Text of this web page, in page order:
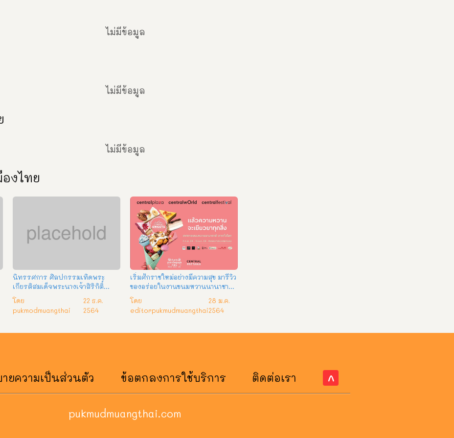
ไม่มีข้อมูล
ไม่มีข้อมูล
ไม่มีข้อมูล
งไทย
นิทรรศการ ศิลปกรรมเทิดพระ
เกียรติสมเด็จพระนางเจ้าสิริกิติ์
พระบรมราชินีนาถ พระบรมราชชนนี
พันปีหลวง ครั้งที่ 24
โดย
pukmodmuangthai
22 ธ.ค.
2564
เริ่มศักราชใหม่อย่างมีความสุข มารีวิว
ของอร่อยในงานขนมหวานนานาชาติ
ประจำปี “Signature Sweets 2021”
ที่ศูนย์การค้าเซ็นทรัลทั่วประเทศ
โดย
editorpukmudmuangthai
28 ม.ค.
2564
ยความเป็นส่วนตัว ข้อตกลงการใช้บริการ ติดต่อเรา ^
pukmudmuangthai.com